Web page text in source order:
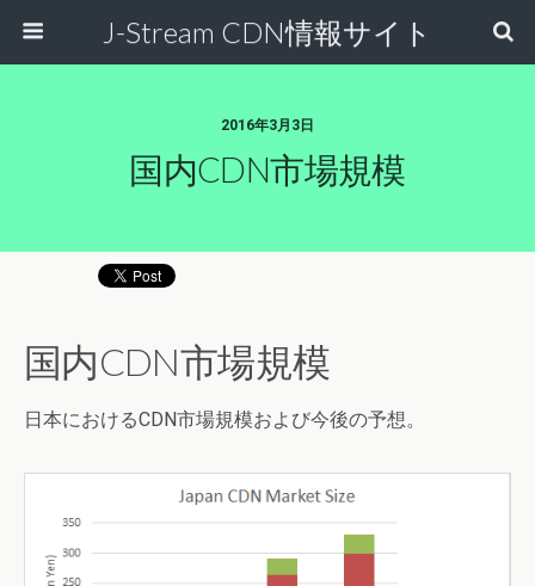
J-Stream CDN情報サイト
2016年3月3日
国内CDN市場規模
国内CDN市場規模
日本におけるCDN市場規模および今後の予想。